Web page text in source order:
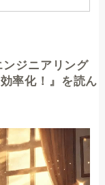
ンジニアリング
率化！』を読ん